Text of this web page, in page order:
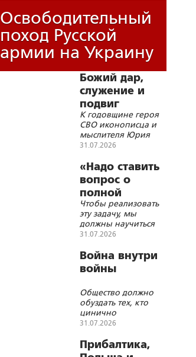
Освободительный
поход Русской
армии на Украину
Божий дар,
служение и
подвиг
К годовщине героя
СВО иконописца и
мыслителя Юрия
Земцова
31.07.2026
«Надо ставить
вопрос о
полной
блокаде
Украины»
Чтобы реализовать
эту задачу, мы
должны научиться
бить дронами по
на большом
расстоянии, а по
стационарным
работать всем
подряд
31.07.2026
Война внутри
войны
Общество должно
обуздать тех, кто
цинично
обогащается на СВО
31.07.2026
Прибалтика,